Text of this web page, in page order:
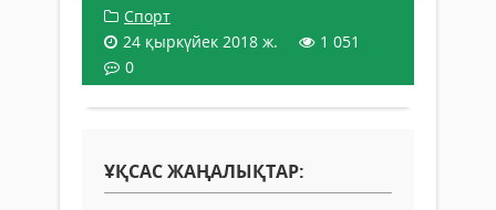
Спорт
24 қыркүйек 2018 ж.
1 051
0
ҰҚСАС ЖАҢАЛЫҚТАР: